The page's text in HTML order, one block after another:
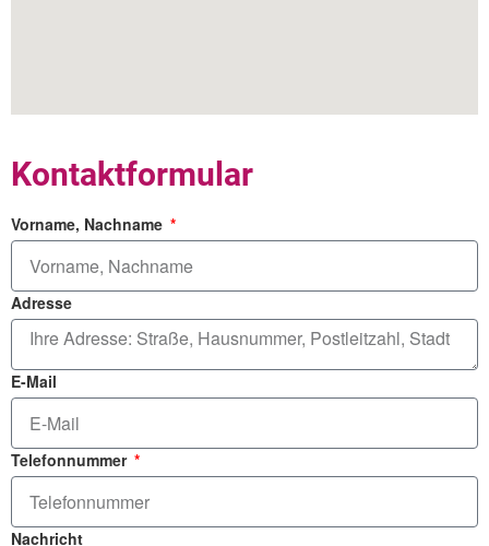
Kontaktformular
Vorname, Nachname
Adresse
E-Mail
Telefonnummer
Nachricht